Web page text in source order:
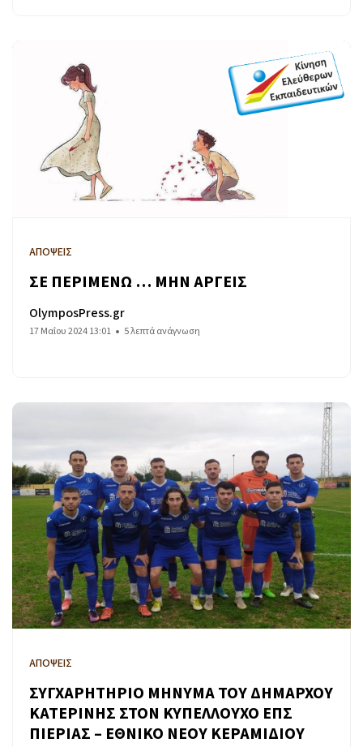
ΑΠΟΨΕΙΣ
ΣΕ ΠΕΡΙΜΕΝΩ … ΜΗΝ ΑΡΓΕΙΣ
OlymposPress.gr
17 Μαΐου 2024 13:01 5 λεπτά ανάγνωση
ΑΠΟΨΕΙΣ
ΣΥΓΧΑΡΗΤΗΡΙΟ ΜΗΝΥΜΑ ΤΟΥ ΔΗΜΑΡΧΟΥ
ΚΑΤΕΡΙΝΗΣ ΣΤΟΝ ΚΥΠΕΛΛΟΥΧΟ ΕΠΣ
ΠΙΕΡΙΑΣ – ΕΘΝΙΚΟ ΝΕΟΥ ΚΕΡΑΜΙΔΙΟΥ